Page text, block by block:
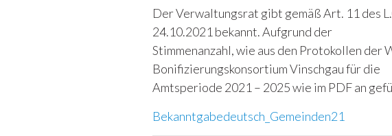
Der Verwaltungsrat gibt gemäß Art. 11 des
24.10.2021 bekannt. Aufgrund der
Stimmenanzahl, wie aus den Protokollen
Bonifizierungskonsortium Vinschgau für die
Amtsperiode 2021 – 2025 wie im PDF an
Bekanntgabedeutsch_Gemeinden21